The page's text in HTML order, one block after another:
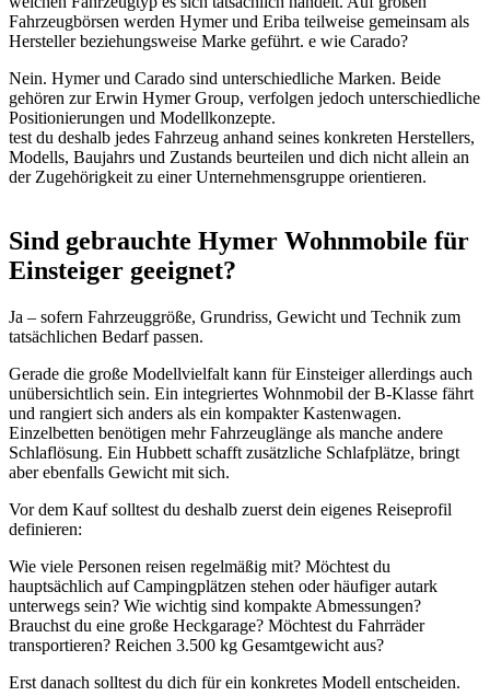
Fahrzeugbörsen werden Hymer und Eriba teilweise gemeinsam als
Hersteller beziehungsweise Marke geführt. e wie Carado?
Nein. Hymer und Carado sind unterschiedliche Marken. Beide
gehören zur Erwin Hymer Group, verfolgen jedoch unterschiedliche
Positionierungen und Modellkonzepte.
test du deshalb jedes Fahrzeug anhand seines konkreten Herstellers,
Modells, Baujahrs und Zustands beurteilen und dich nicht allein an
der Zugehörigkeit zu einer Unternehmensgruppe orientieren.
Sind gebrauchte Hymer Wohnmobile für
Einsteiger geeignet?
Ja – sofern Fahrzeuggröße, Grundriss, Gewicht und Technik zum
tatsächlichen Bedarf passen.
Gerade die große Modellvielfalt kann für Einsteiger allerdings auch
unübersichtlich sein. Ein integriertes Wohnmobil der B-Klasse fährt
und rangiert sich anders als ein kompakter Kastenwagen.
Einzelbetten benötigen mehr Fahrzeuglänge als manche andere
Schlaflösung. Ein Hubbett schafft zusätzliche Schlafplätze, bringt
aber ebenfalls Gewicht mit sich.
Vor dem Kauf solltest du deshalb zuerst dein eigenes Reiseprofil
definieren:
Wie viele Personen reisen regelmäßig mit? Möchtest du
hauptsächlich auf Campingplätzen stehen oder häufiger autark
unterwegs sein? Wie wichtig sind kompakte Abmessungen?
Brauchst du eine große Heckgarage? Möchtest du Fahrräder
transportieren? Reichen 3.500 kg Gesamtgewicht aus?
Erst danach solltest du dich für ein konkretes Modell entscheiden.